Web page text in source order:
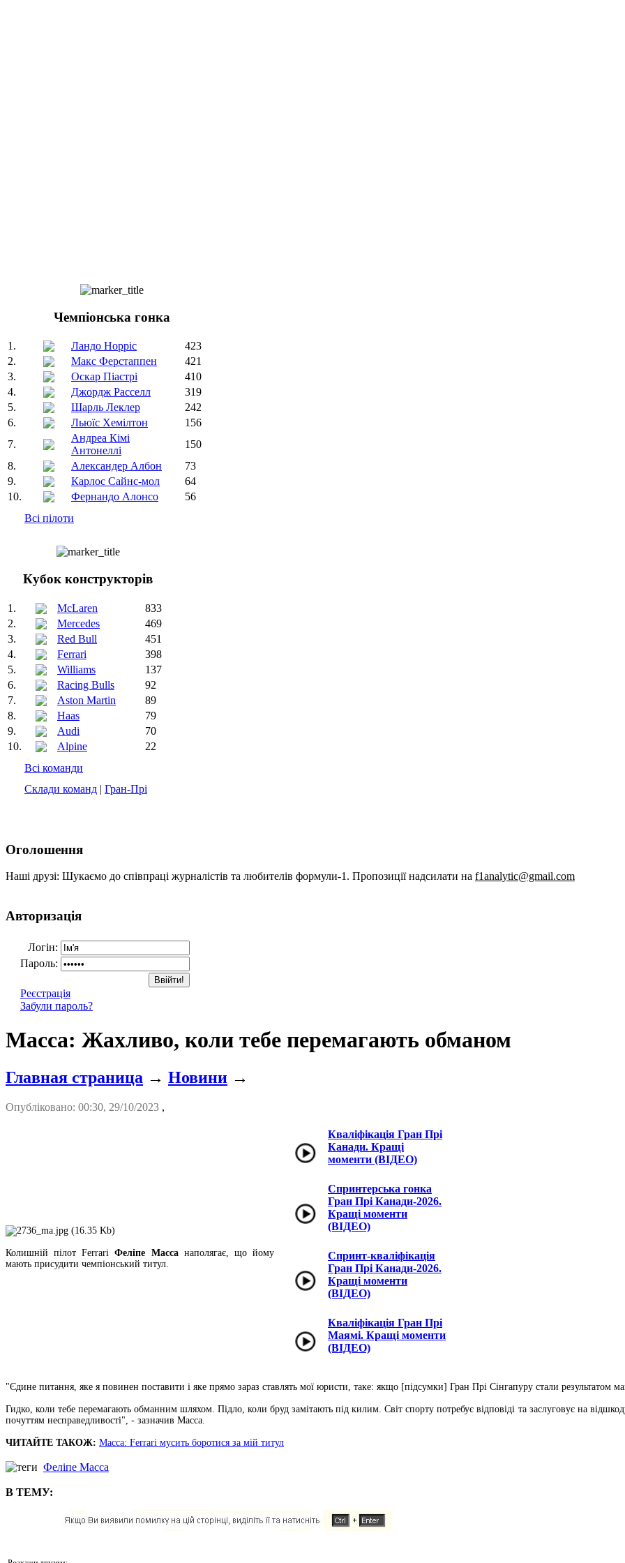
Чемпіонська гонка
1. Ландо Норріс
423
2.
Макс Ферстаппен
421
3.
Оскар Піастрі
410
4.
Джордж Расселл
319
5.
Шарль Леклер
242
6.
Льюїс Хемілтон
156
7.
Андреа Кімі
Антонеллі
150
8.
Александер Албон
73
9.
Карлос Сайнс-мол
64
10.
Фернандо Алонсо
56
Всі пілоти
Кубок конструкторів
1. McLaren
833
2.
Mercedes
469
3.
Red Bull
451
4.
Ferrari
398
5.
Williams
137
6.
Racing Bulls
92
7.
Aston Martin
89
8.
Haas
79
9.
Audi
70
10.
Alpine
22
Всі команди
Склади команд | Гран-Прі
Оголошення
Наші друзі: Шукаємо до співпраці журналістів та любителів формули-1. Пропозиції надсилати на f1analytic@gmail.com
Авторизація
Логін:
Пароль:
Реєстрація
Забули пароль?
Масса: Жахливо, коли тебе перемагають обманом
Главная страница → Новини →
Опубліковано: 00:30, 29/10/2023 ,
Колишній пілот FerrariФеліпе Массанаполягає, що йому
мають присудити чемпіонський титул.
Кваліфікація Гран Прі
Канади. Кращі
моменти (ВІДЕО)
Спринтерська гонка
Гран Прі Канади-2026.
Кращі моменти
(ВІДЕО)
Спринт-кваліфікація
Гран Прі Канади-2026.
Кращі моменти
(ВІДЕО)
Кваліфікація Гран Прі
Маямі. Кращі моменти
(ВІДЕО)
"Єдине питання, яке я повинен поставити і яке прямо зараз ставлять мої юристи, таке: якщо [підсумки] Гран Прі Сінгапуру стали результатом
Гидко, коли тебе перемагають обманним шляхом. Підло, коли бруд замітають під килим. Світ спорту потребує відповіді та заслуговує на
почуттям несправедливості", - зазначив Масса.
ЧИТАЙТЕ ТАКОЖ: Масса: Ferrari мусить боротися за мій титул
Феліпе Масса
В ТЕМУ: